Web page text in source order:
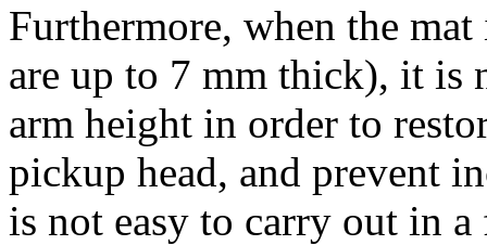
Furthermore, when the
are up to 7 mm thick), it is
arm height in order to
pickup head, and prevent
is not easy to carry out in